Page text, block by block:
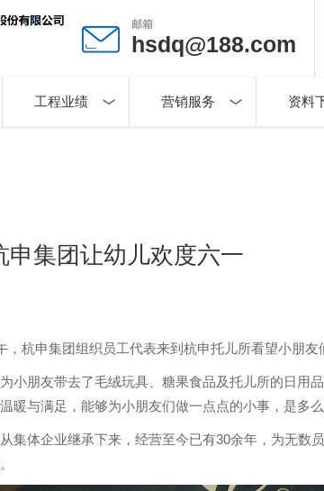
邮箱
hsdq@188.com
工程业绩 营销服务 资料
申集团让幼儿欢度六一
，杭申集团组织员工代表来到杭申托儿所看望小朋友
小朋友带去了毛绒玩具、糖果食品及托儿所的日用
暖与满足，能够为小朋友们做一点点的小事，是多么
集体企业继承下来，经营至今已有30余年，为无数